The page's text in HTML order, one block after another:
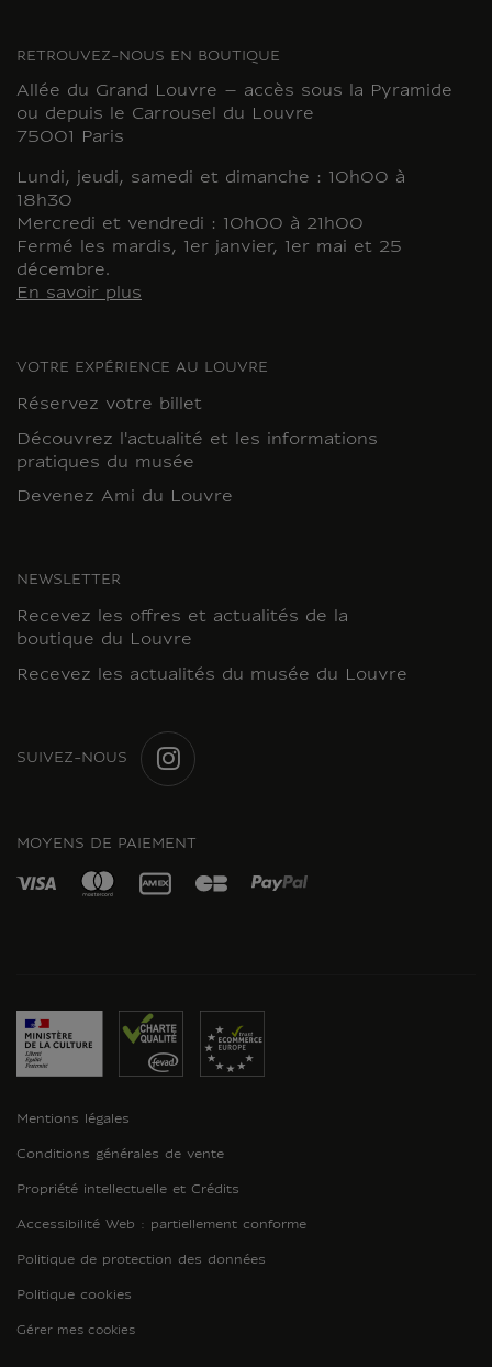
RETROUVEZ-NOUS EN BOUTIQUE
Allée du Grand Louvre – accès sous la Pyramide
ou depuis le Carrousel du Louvre
75001 Paris
Lundi, jeudi, samedi et dimanche : 10h00 à
18h30
Mercredi et vendredi : 10h00 à 21h00
Fermé les mardis, 1er janvier, 1er mai et 25
décembre.
En savoir plus
VOTRE EXPÉRIENCE AU LOUVRE
Réservez votre billet
Découvrez l'actualité et les informations
pratiques du musée
Devenez Ami du Louvre
NEWSLETTER
Recevez les offres et actualités de la
boutique du Louvre
Recevez les actualités du musée du Louvre
SUIVEZ-NOUS
MOYENS DE PAIEMENT
Mentions légales
Conditions générales de vente
Propriété intellectuelle et Crédits
Accessibilité Web : partiellement conforme
Politique de protection des données
Politique cookies
Gérer mes cookies